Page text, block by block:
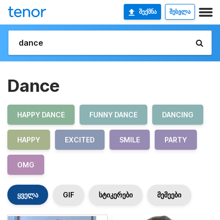
ᲨᲔᲥᲛᲜᲐ ᲨᲔᲡᲕᲚᲐ
Dance
HAPPY DANCE FUNNY DANCE DANCING
HAPPY EXCITED SMILE PARTY
OMG
ყველა GIF სტიკერები მემეები